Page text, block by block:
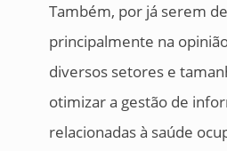
Também, por já serem
principalmente na
diversos setores e
otimizar a gestão de
relacionadas à saúde